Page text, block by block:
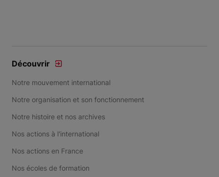
Découvrir
Notre mouvement international
Notre organisation et son fonctionnement
Notre histoire et nos archives
Nos actions à l'international
Nos actions en France
Nos écoles de formation